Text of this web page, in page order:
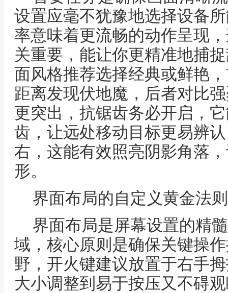
设置应毫不犹豫地选择设备
率意味着更流畅的动作呈现
关重要，能让你更精准地捕
面风格推荐选择经典或鲜艳
距离发现伏地魔，后者对比
更突出，抗锯齿务必开启，
齿，让远处移动目标更易辨
右，这能有效照亮阴影角落
形。
界面布局的自定义黄金法则
界面布局是屏幕设置的精
域，核心原则是确保关键操
野，开火键建议放置于右手
大小调整到易于按压又不碍